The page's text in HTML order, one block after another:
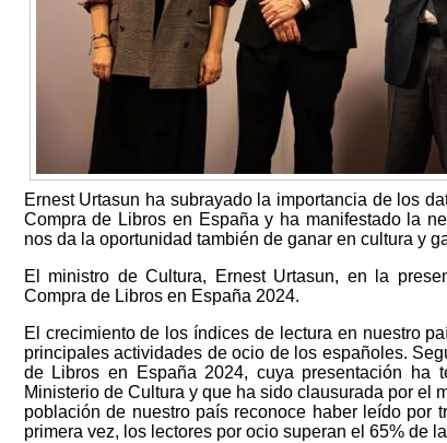
Ernest Urtasun ha subrayado la importancia de los
Compra de Libros en España y ha manifestado la
nos da la oportunidad también de ganar en cultura y
El ministro de Cultura, Ernest Urtasun, en la
Compra de Libros en España 2024.
El crecimiento de los índices de lectura en nuestro
principales actividades de ocio de los españoles.
de Libros en España 2024, cuya presentación ha
Ministerio de Cultura y que ha sido clausurada por el
población de nuestro país reconoce haber leído por
primera vez, los lectores por ocio superan el 65% de